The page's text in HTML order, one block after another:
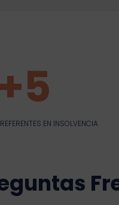
+5
EN INSOLVENCIA